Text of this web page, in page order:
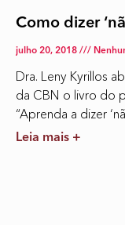
Como dizer
julho 20, 2018
Dra. Leny Kyrillos
da CBN o livro do
“Aprenda a dizer
Leia mais +